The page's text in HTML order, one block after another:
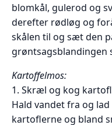
blomkål, gulerod og
derefter rødløg og
skålen til og sæt den
grøntsagsblandingen
Kartoffelmos:
1. Skræl og kog
Hald vandet fra og
kartoflerne og bland